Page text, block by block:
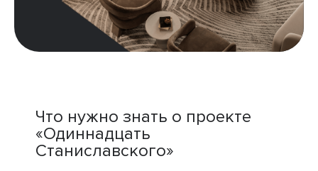
Что нужно знать о проекте
«Одиннадцать
Станиславского»